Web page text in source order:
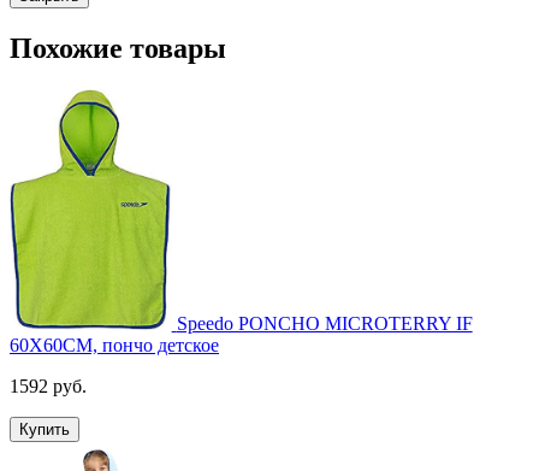
Похожие товары
Speedo PONCHO MICROTERRY IF
60X60CM, пончо детское
1592 руб.
Купить